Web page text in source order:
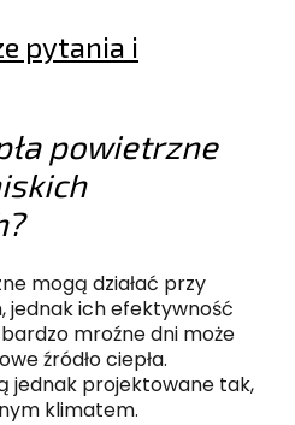
pytania i
powietrzne
mogą działać przy
ich efektywność
mroźne dni może
źródło ciepła.
jednak projektowane tak,
klimatem.